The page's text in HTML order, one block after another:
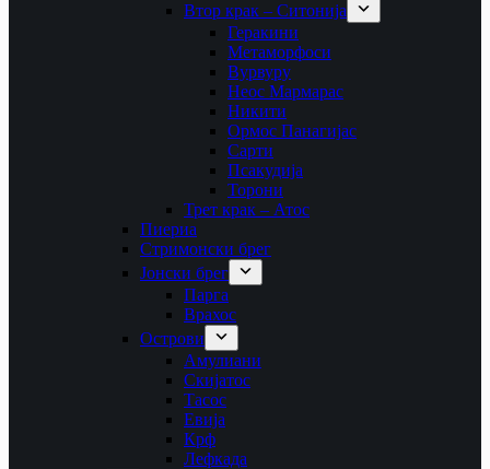
Втор крак – Ситонија
Геракини
Метаморфоси
Вурвуру
Неос Мармарас
Никити
Ормос Панагијас
Сарти
Псакудија
Торони
Трет крак – Атос
Пиериа
Стримонски брег
Јонски брег
Парга
Врахос
Острови
Амулиани
Скијатос
Тасос
Евија
Крф
Лефкада